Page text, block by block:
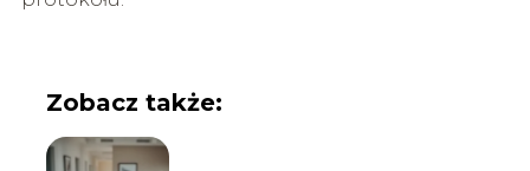
Zobacz także: